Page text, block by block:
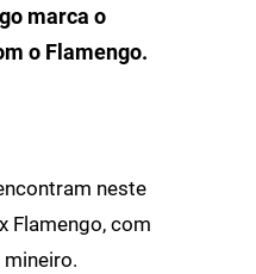
marca o
o Flamengo.
neste
Flamengo, com